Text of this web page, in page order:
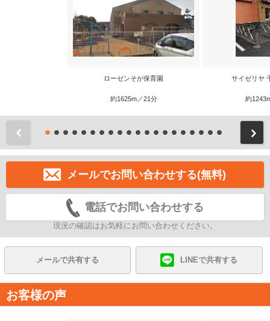
ローゼンそが保育園
約1625m／21分
サイゼリヤ
約
メールでお問い合わせする(無料)
電話でお問い合わせする
現況の確認はお気軽にお問い合わせください。
メールで共有する LINEで共有する
お客様の声